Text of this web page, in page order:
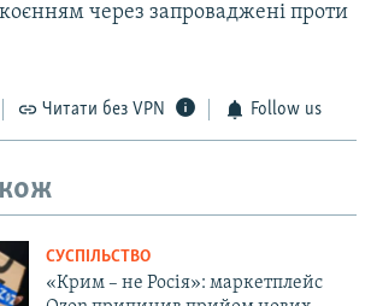
через запроваджені проти
Читати без VPN Follow us
СУСПІЛЬСТВО
«Крим – не Росія»: маркетплейс